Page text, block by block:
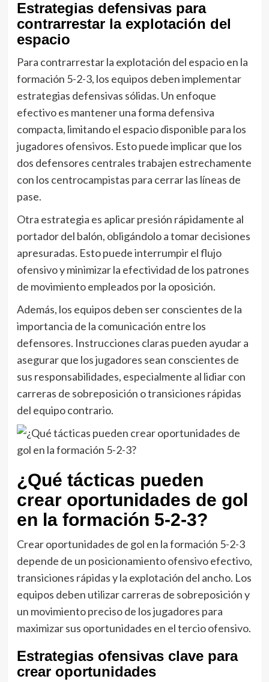
Estrategias defensivas para
contrarrestar la explotación del
espacio
Para contrarrestar la explotación del espacio en la
formación 5-2-3, los equipos deben implementar
estrategias defensivas sólidas. Un enfoque
efectivo es mantener una forma defensiva
compacta, limitando el espacio disponible para los
jugadores ofensivos. Esto puede implicar que los
dos defensores centrales trabajen estrechamente
con los centrocampistas para cerrar las líneas de
pase.
Otra estrategia es aplicar presión rápidamente al
portador del balón, obligándolo a tomar decisiones
apresuradas. Esto puede interrumpir el flujo
ofensivo y minimizar la efectividad de los patrones
de movimiento empleados por la oposición.
Además, los equipos deben ser conscientes de la
importancia de la comunicación entre los
defensores. Instrucciones claras pueden ayudar a
asegurar que los jugadores sean conscientes de
sus responsabilidades, especialmente al lidiar con
carreras de sobreposición o transiciones rápidas
del equipo contrario.
¿Qué tácticas pueden
crear oportunidades de gol
en la formación 5-2-3?
Crear oportunidades de gol en la formación 5-2-3
depende de un posicionamiento ofensivo efectivo,
transiciones rápidas y la explotación del ancho. Los
equipos deben utilizar carreras de sobreposición y
un movimiento preciso de los jugadores para
maximizar sus oportunidades en el tercio ofensivo.
Estrategias ofensivas clave para
crear oportunidades